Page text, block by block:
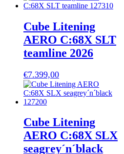
Cube Litening
AERO C:68X SLT
teamline 2026
€7.399,00
Cube Litening
AERO C:68X SLX
seagrey´n´black